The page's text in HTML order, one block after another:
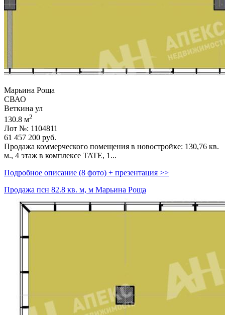
Марьина Роща
СВАО
Веткина ул
130.8 м2
Лот №: 1104811
61 457 200 руб.
Продажа коммерческого помещения в новостройке: 130,­76 кв.
м.,­ 4 этаж в комплексе TATE,­ 1...
Подробное описание (8 фото) + презентация >>
Продажа псн 82.8 кв. м, м Марьина Роща